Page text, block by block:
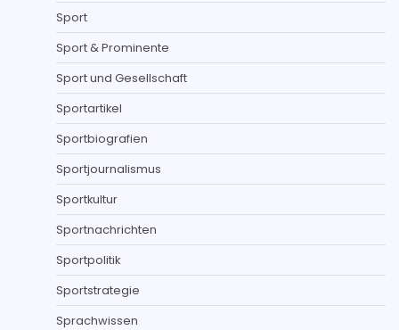
Sport
Sport & Prominente
Sport und Gesellschaft
Sportartikel
Sportbiografien
Sportjournalismus
Sportkultur
Sportnachrichten
Sportpolitik
Sportstrategie
Sprachwissen